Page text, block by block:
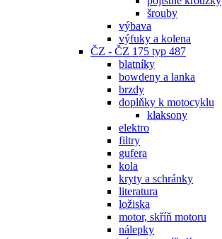
šrouby
výbava
výfuky a kolena
ČZ - ČZ 175 typ 487
blatníky
bowdeny a lanka
brzdy
doplňky k motocyklu
klaksony
elektro
filtry
gufera
kola
kryty a schránky
literatura
ložiska
motor, skříň motoru
nálepky